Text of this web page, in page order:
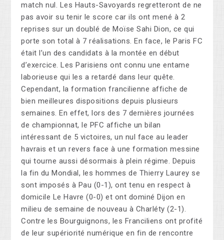
match nul. Les Hauts-Savoyards regretteront de ne
pas avoir su tenir le score car ils ont mené à 2
reprises sur un doublé de Moïse Sahi Dion, ce qui
porte son total à 7 réalisations. En face, le Paris FC
était l’un des candidats à la montée en début
d’exercice. Les Parisiens ont connu une entame
laborieuse qui les a retardé dans leur quête.
Cependant, la formation francilienne affiche de
bien meilleures dispositions depuis plusieurs
semaines. En effet, lors des 7 dernières journées
de championnat, le PFC affiche un bilan
intéressant de 5 victoires, un nul face au leader
havrais et un revers face à une formation messine
qui tourne aussi désormais à plein régime. Depuis
la fin du Mondial, les hommes de Thierry Laurey se
sont imposés à Pau (0-1), ont tenu en respect à
domicile Le Havre (0-0) et ont dominé Dijon en
milieu de semaine de nouveau à Charléty (2-1).
Contre les Bourguignons, les Franciliens ont profité
de leur supériorité numérique en fin de rencontre